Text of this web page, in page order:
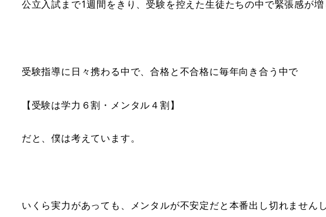
公立入試まで1週間をきり、受験を控えた生徒たちの中で緊張感が増
受験指導に日々携わる中で、合格と不合格に毎年向き合う中で
【受験は学力６割・メンタル４割】
だと、僕は考えています。
いくら実力があっても、メンタルが不安定だと本番出し切れません